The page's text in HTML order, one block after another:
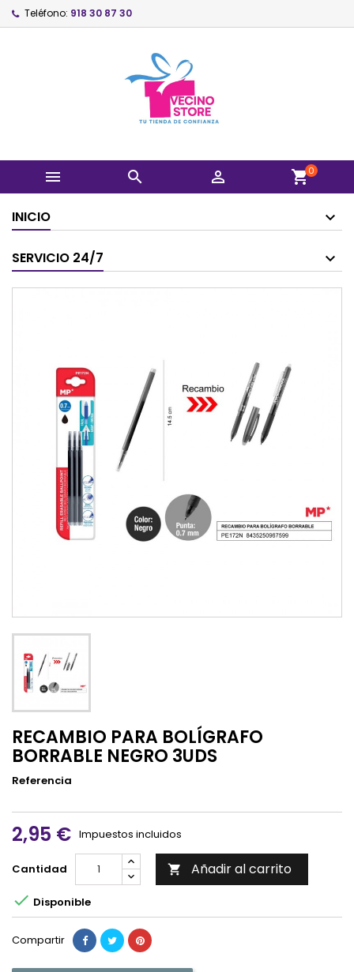
Teléfono: 918 30 87 30
   shopping_cart0
INICIO
SERVICIO 24/7
RECAMBIO PARA BOLÍGRAFO
BORRABLE NEGRO 3UDS
Referencia
2,95 € Impuestos incluidos
Cantidad  Añadir al carrito
 Disponible
Compartir